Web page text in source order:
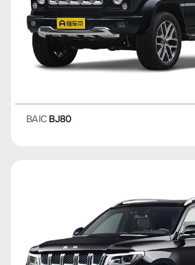
BAICBJ80